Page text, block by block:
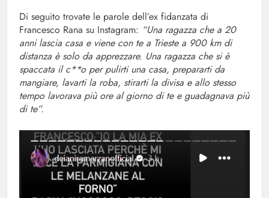
Di seguito trovate le parole dell’ex fidanzata di
Francesco Rana su Instagram: “Una ragazza che a 20
anni lascia casa e viene con te a Trieste a 900 km di
distanza è solo da apprezzare. Una ragazza che si è
spaccata il c**o per pulirti una casa, prepararti da
mangiare, lavarti la roba, stirarti la divisa e allo stesso
tempo lavorava più ore al giorno di te e guadagnava più
di te”.